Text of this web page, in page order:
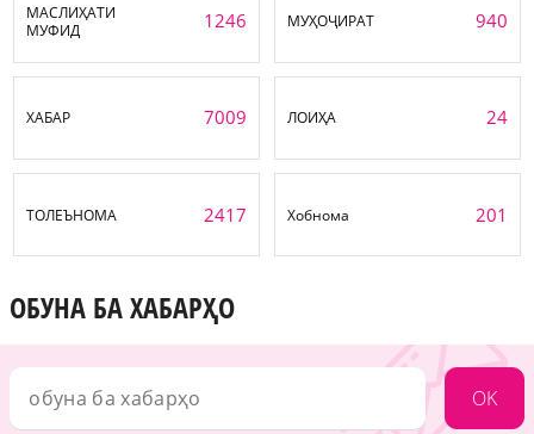
МАСЛИҲАТИ
МУФИД
1246 МУҲОҶИРАТ 940
ХАБАР 7009 ЛОИҲА 24
ТОЛЕЪНОМА 2417 Хобнома 201
ОБУНА БА ХАБАРҲО
OK